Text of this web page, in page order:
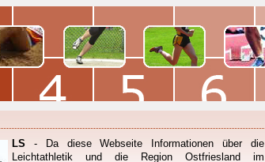
LS - Da diese Webseite Informationen über die
Leichtathletik und die Region Ostfriesland im